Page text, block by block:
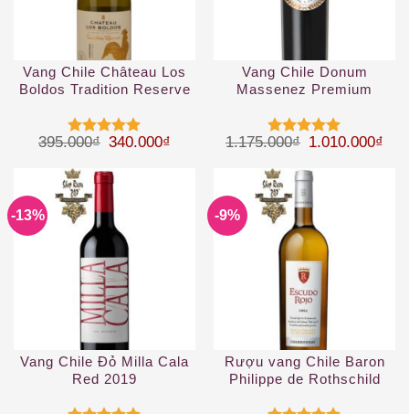
Vang Chile Château Los
Boldos Tradition Reserve
Được xếp
sao
395.000₫ Giá gốc là: 395.000₫.
340.000₫ Giá hiện tại là: 340.000₫.
Vang Chile Donum
Massenez Premium
Được xếp
sao
1.175.000₫ Giá gốc là:
1.010.000₫
-13%
Vang Chile Đỏ Milla Cala
Red 2019
-9%
Rượu vang Chile Baron
Philippe de Rothschild